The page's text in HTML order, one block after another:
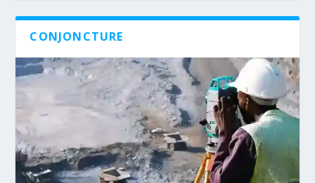
CONJONCTURE